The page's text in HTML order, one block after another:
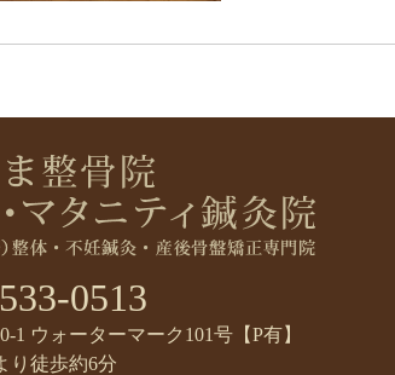
0513
1 ウォーターマーク101号【P有】
り徒歩約6分